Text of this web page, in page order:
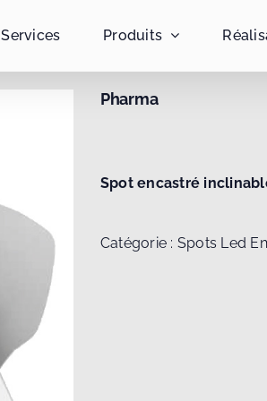
Services Produits
Pharma
Spot encastré
Catégorie : Spots Led